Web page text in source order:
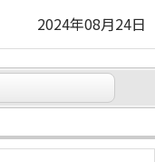
2024年08月24日